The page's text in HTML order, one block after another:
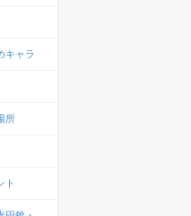
キャラ
所
ト